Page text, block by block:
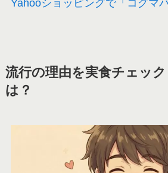
Yahooショッピングで「コグマ
流行の理由を実食チェッ
は？